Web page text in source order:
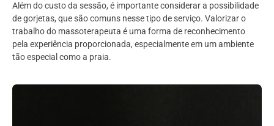
Além do custo da sessão, é importante considerar a possibilidade
de gorjetas, que são comuns nesse tipo de serviço. Valorizar o
trabalho do massoterapeuta é uma forma de reconhecimento
pela experiência proporcionada, especialmente em um ambiente
tão especial como a praia.